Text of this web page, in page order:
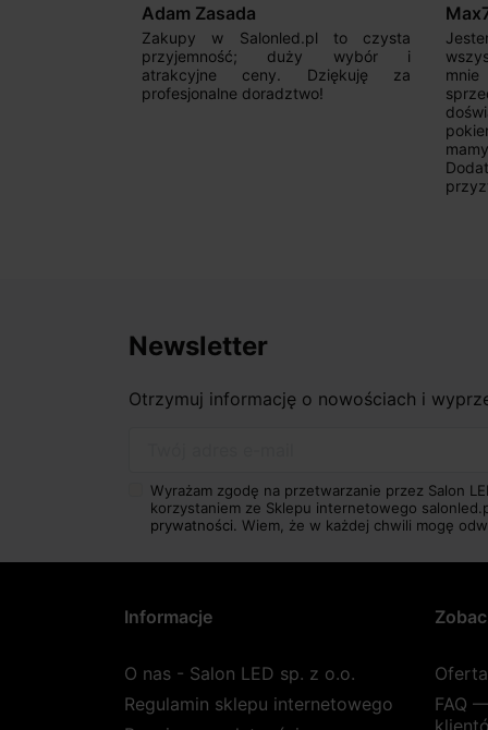
Adam Zasada
Zakupy w Salonled.pl to czysta
przyjemność; duży wybór i
atrakcyjne ceny. Dziękuję za
profesjonalne doradztwo!
Newsletter
Otrzymuj informację o nowościach i
Wyrażam zgodę na przetwarzanie przez Salon
korzystaniem ze Sklepu internetowego
prywatności. Wiem, że w każdej chwili mogę
Informacje
O nas - Salon LED sp. z o.o.
Regulamin sklepu internetowego
FAQ